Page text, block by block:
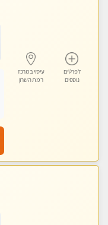
לפרטים
נוספים
עיסוי במרכז
רמת השרון